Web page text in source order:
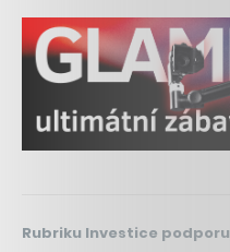
Rubriku Investice